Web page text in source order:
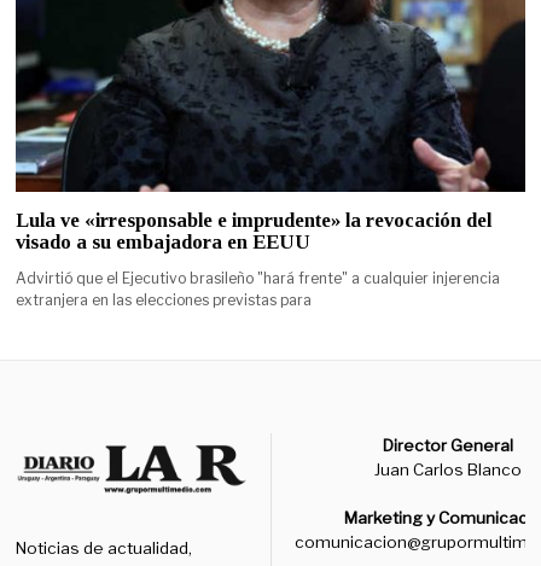
Lula ve «irresponsable e imprudente» la revocación del
visado a su embajadora en EEUU
Advirtió que el Ejecutivo brasileño "hará frente" a cualquier injerencia
extranjera en las elecciones previstas para
Noticias de actualidad,
Director General
Juan Carlos Blanco
Marketing y